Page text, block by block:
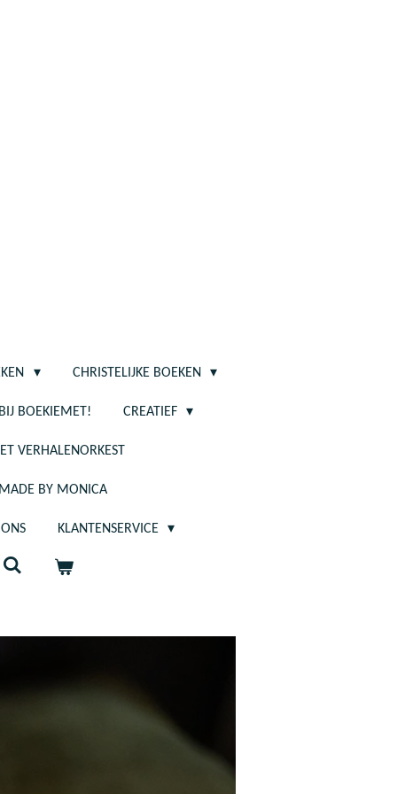
CHRISTELIJKE BOEKEN
BOEKIEMET! CREATIEF
VERHALENORKEST
BY MONICA
KLANTENSERVICE